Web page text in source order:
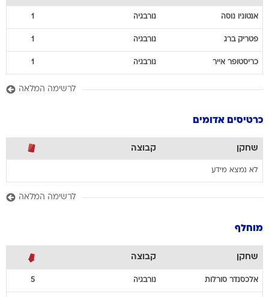
אנטוניו נוסה נורבגיה 1
פטריק ברג נורבגיה 1
כריסטופר אייר נורבגיה 1
לרשימה המלאה
כרטיסים אדומים
שחקן קבוצה
לא נמצא מידע
לרשימה המלאה
מוחלף
שחקן קבוצה
אלכסנדר סורלות נורבגיה 5